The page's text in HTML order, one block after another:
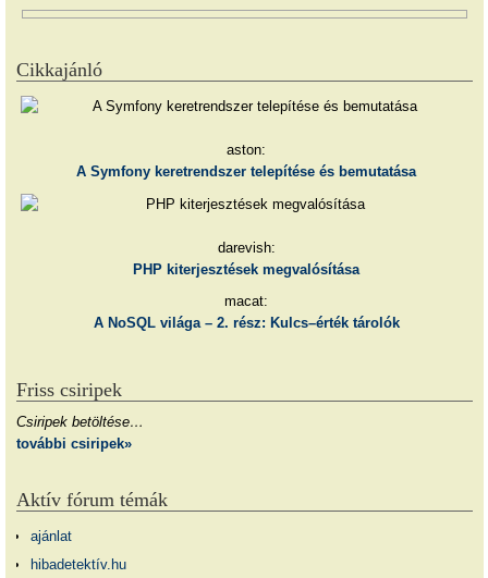
Cikkajánló
aston:
A Symfony keretrendszer telepítése és bemutatása
darevish:
PHP kiterjesztések megvalósítása
macat:
A NoSQL világa – 2. rész: Kulcs–érték tárolók
Friss csiripek
Csiripek betöltése…
további csiripek»
Aktív fórum témák
ajánlat
hibadetektív.hu